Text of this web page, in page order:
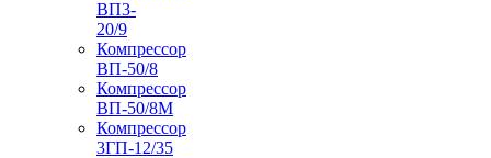
ВП3-
20/9
Компрессор
ВП-50/8
Компрессор
ВП-50/8М
Компрессор
3ГП-12/35